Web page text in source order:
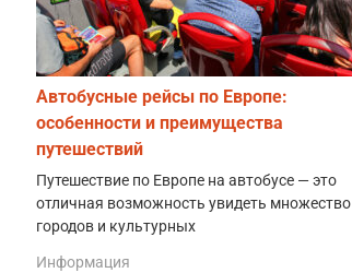
Автобусные рейсы по Европе:
особенности и преимущества
путешествий
Путешествие по Европе на автобусе — это
отличная возможность увидеть множество
городов и культурных
Информация